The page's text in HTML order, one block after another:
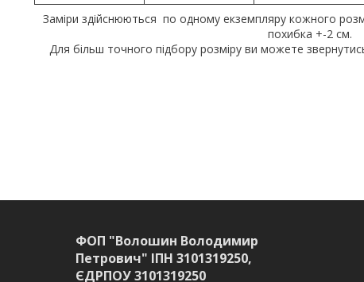
Заміри здійснюються по одному екземпляру кожного
похибка +-2 см.
Для більш точного підбору розміру ви можете
ФОП "Волошин Володимир
Петрович" ІПН 3101319250,
ЄДРПОУ 3101319250